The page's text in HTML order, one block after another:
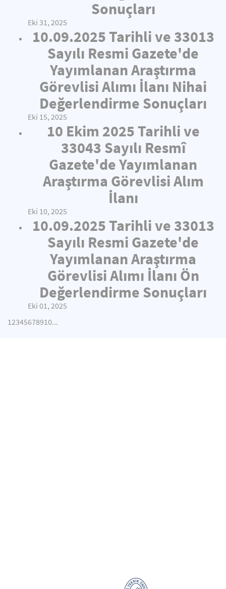
Sonuçları
Eki 31, 2025
10.09.2025 Tarihli ve 33013
Sayılı Resmi Gazete'de
Yayımlanan Araştırma
Görevlisi Alımı İlanı Nihai
Değerlendirme Sonuçları
Eki 15, 2025
10 Ekim 2025 Tarihli ve
33043 Sayılı Resmî
Gazete'de Yayımlanan
Araştırma Görevlisi Alım
İlanı
Eki 10, 2025
10.09.2025 Tarihli ve 33013
Sayılı Resmi Gazete'de
Yayımlanan Araştırma
Görevlisi Alımı İlanı Ön
Değerlendirme Sonuçları
Eki 01, 2025
12345678910...